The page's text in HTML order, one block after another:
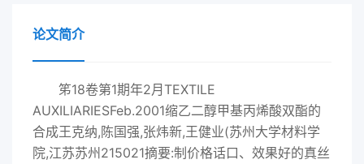
论文简介
笫18卷第1期年2月TEXTILE
AUXILIARIESFeb.2001缩乙二醇甲基丙烯酸双酯的
合成王克纳,陈国强,张炜新,王健业(苏州大学材料学
院,江苏苏州215021摘要:制价格话口、效果好的真丝